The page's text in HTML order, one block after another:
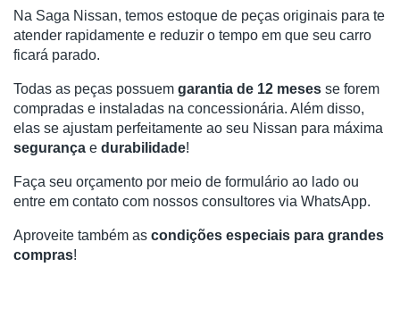
Na Saga Nissan, temos estoque de peças originais para te
atender rapidamente e reduzir o tempo em que seu carro
ficará parado.
Todas as peças possuem garantia de 12 meses se forem
compradas e instaladas na concessionária. Além disso,
segurança e durabilidade!
Faça seu orçamento por meio de formulário ao lado ou
entre em contato com nossos consultores via WhatsApp.
Aproveite também as condições especiais para grandes
compras!